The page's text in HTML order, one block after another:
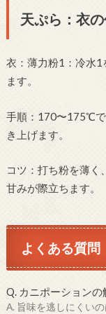
天ぷら：衣
衣：薄力粉1：冷水1
ます。
手順：170〜175℃で
き上げます。
コツ：打ち粉を薄く
甘みが際立ちます。
よくある質問
Q. カニポーションの
A. 旨味を逃しにくい